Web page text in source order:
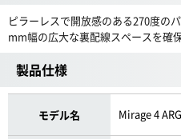
ピラーレスで開放感のある270度の
mm幅の広大な裏配線スペースを確
製品仕様
モデル名 Mirage 4